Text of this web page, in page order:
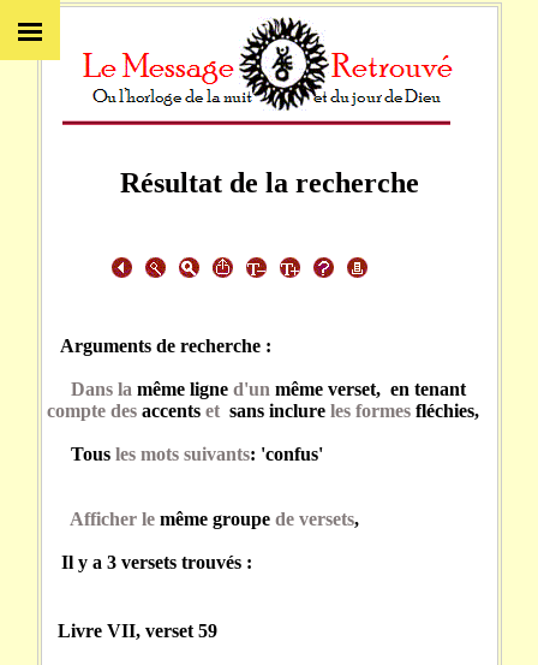
Résultat de la recherche
Arguments de recherche :
Dans la même ligne d'un même verset, en tenant
compte des accents et sans inclureles formes fléchies,
Tous les mots suivants: 'confus'
Afficher le même groupede versets,
Il y a 3 versets trouvés :
Livre VII, verset 59